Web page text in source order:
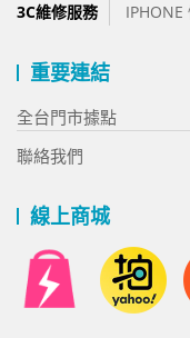
3C維修服務
IPHONE
重要連結
全台門市據點
聯絡我們
線上商城